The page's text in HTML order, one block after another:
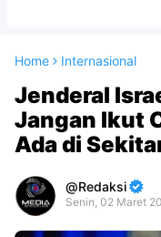
Home Internasional
Jenderal
Jangan Ikut
Ada di
Redaksi
Senin, 02 Maret